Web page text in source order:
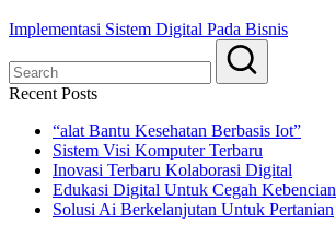
Implementasi Sistem Digital Pada Bisnis
Recent Posts
“alat Bantu Kesehatan Berbasis Iot”
Sistem Visi Komputer Terbaru
Inovasi Terbaru Kolaborasi Digital
Edukasi Digital Untuk Cegah Kebencian
Solusi Ai Berkelanjutan Untuk Pertanian